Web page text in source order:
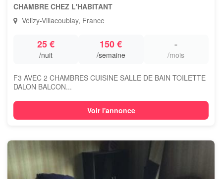
CHAMBRE CHEZ L'HABITANT
Vélizy-Villacoublay, France
25 €
/nuit
150 €
/semaine
-
/mois
F3 AVEC 2 CHAMBRES CUISINE SALLE DE BAIN TOILETTE
DALON BALCON...
Voir l'annonce